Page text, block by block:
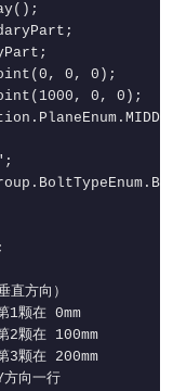
0, 0);
0, 0);
方向）
1颗在 0mm
2颗在 100mm
3颗在 200mm
向一行